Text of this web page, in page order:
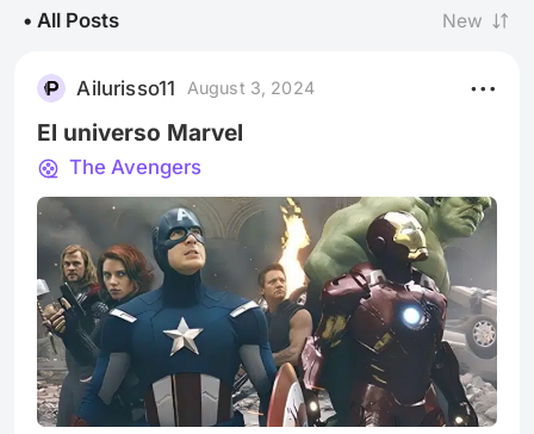
• All Posts New
Ailurisso11 August 3, 2024
El universo Marvel
The Avengers